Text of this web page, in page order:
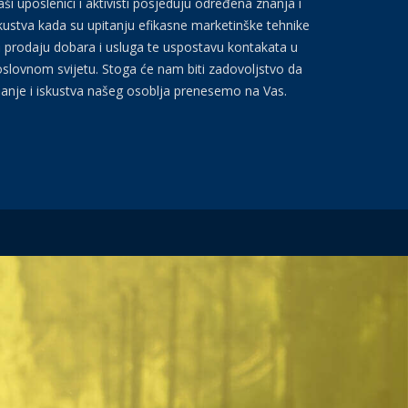
kada su upitanju efikasne marketinške tehnike
prodaju dobara i usluga te uspostavu kontakata u
svijetu. Stoga će nam biti zadovoljstvo da
i iskustva našeg osoblja prenesemo na Vas.